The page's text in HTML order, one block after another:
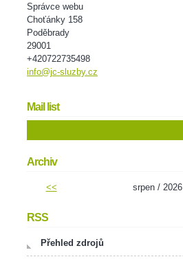
Správce webu
Choťánky 158
Poděbrady
29001
+420722735498
info@jc-sluzby.cz
Mail list
Archiv
<< srpen / 2026
RSS
Přehled zdrojů